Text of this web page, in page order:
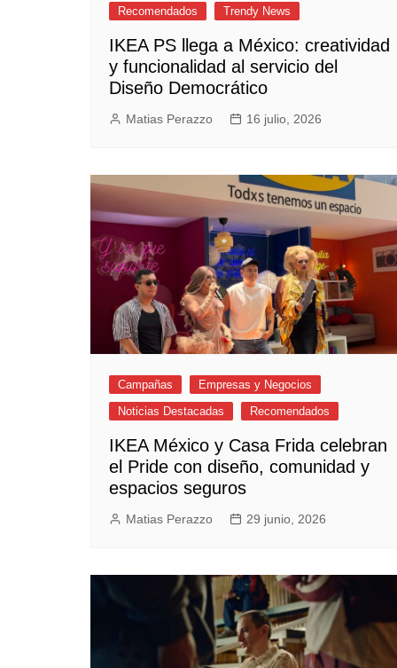
Recomendados
Trendy News
IKEA PS llega a México: creatividad
y funcionalidad al servicio del
Diseño Democrático
Matias Perazzo 16 julio, 2026
Campañas
Empresas y Negocios
Noticias Destacadas
Recomendados
IKEA México y Casa Frida celebran
el Pride con diseño, comunidad y
espacios seguros
Matias Perazzo 29 junio, 2026